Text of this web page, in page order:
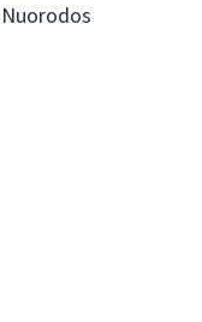
Nuorodos